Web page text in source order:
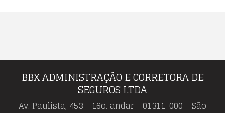
BBX ADMINISTRAÇÃO E CORRETORA DE
SEGUROS LTDA
Av. Paulista, 453 - 16o. andar - 01311-000 - São